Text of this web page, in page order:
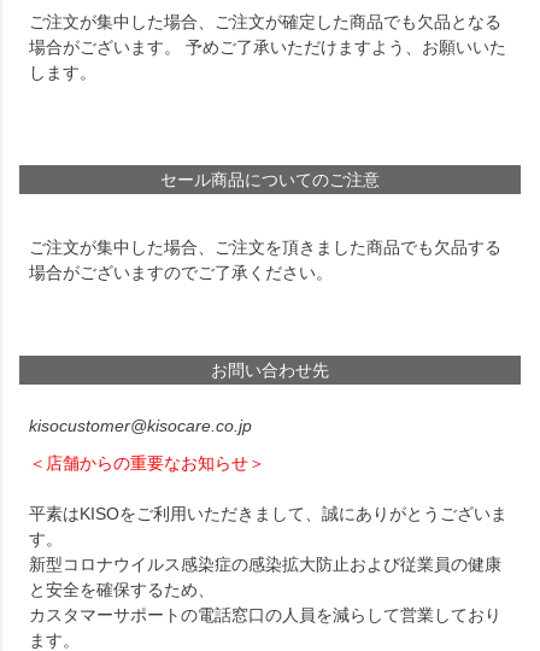
ご注文が集中した場合、ご注文が確定した商品でも欠品となる
場合がございます。 予めご了承いただけますよう、お願いいた
します。
セール商品についてのご注意
ご注文が集中した場合、ご注文を頂きました商品でも欠品する
場合がございますのでご了承ください。
お問い合わせ先
kisocustomer@kisocare.co.jp
＜店舗からの重要なお知らせ＞
平素はKISOをご利用いただきまして、誠にありがとうございま
す。
新型コロナウイルス感染症の感染拡大防止および従業員の健康
と安全を確保するため、
カスタマーサポートの電話窓口の人員を減らして営業しており
ます。